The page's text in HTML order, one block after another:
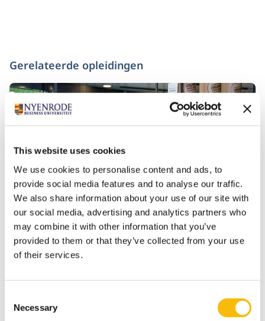
This website uses cookies
We use cookies to personalise content and ads, to
provide social media features and to analyse our traffic.
We also share information about your use of our site with
our social media, advertising and analytics partners who
may combine it with other information that you’ve
provided to them or that they’ve collected from your use
of their services.
Selection
Necessary
Gerelateerde opleidingen
De Nyenrode Commissarissencyclus
Startdatum:
7 september 2026 (VOL, bekijk volgende data bij
Nederlands
Breukelen